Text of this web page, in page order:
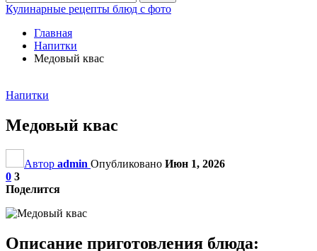
Кулинарные рецепты блюд с фото
Главная
Напитки
Медовый квас
Напитки
Медовый квас
Автор admin Опубликовано Июн 1, 2026
0 3
Поделится
Описание приготовления блюда: